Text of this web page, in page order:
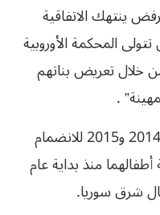
ينتهك الاتفاقية
المحكمة الأوروبية
خلال تعريض بناتهم
.
وغادرت المرأتان فرنسا في عامي 2014 و2015 للانضمام
منذ بداية عام